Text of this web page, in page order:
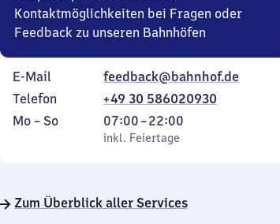
Kontaktmöglichkeiten bei Fragen oder
Feedback zu unseren Bahnhöfen
E-Mail
feedback@bahnhof.de
Telefon
+49 30 586020930
Montag
Mo – So,
inkl. Feiertage
07:00–22:00
Von
7
22
inkl. Feiertage
Zum Überblick aller Services